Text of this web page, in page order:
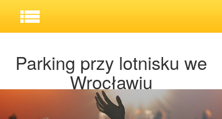
Parking przy lotnisku we
Wrocławiu